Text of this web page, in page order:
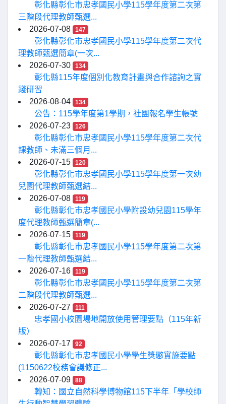
彰化縣彰化市忠孝國民小學115學年度第二次第
三階段代理教師甄選...
2026-07-08
147
彰化縣彰化市忠孝國民小學115學年度第二次代
理教師甄選簡章(一次...
2026-07-30
134
彰化縣115年度個別化教育計畫與合作諮詢之實
踐研習
2026-08-04
134
公告：115學年度第1學期，社團報名學生帳號
2026-07-23
126
彰化縣彰化市忠孝國民小學115學年度第二次代
課教師、未滿三個月...
2026-07-15
120
彰化縣彰化市忠孝國民小學115學年度第一次幼
兒園代理教師甄選結...
2026-07-08
119
彰化縣彰化市忠孝國民小學附設幼兒園115學年
度代理教師甄選簡章(...
2026-07-15
119
彰化縣彰化市忠孝國民小學115學年度第二次第
一階代理教師甄選結...
2026-07-16
119
彰化縣彰化市忠孝國民小學115學年度第二次第
二階段代理教師甄選...
2026-07-27
111
忠孝國小校園場地開放使用管理要點（115年新
版）
2026-07-17
92
彰化縣彰化市忠孝國民小學學生獎懲實施要點
(1150622校務會議修正...
2026-07-09
88
轉知：國立自然科學博物館115下半年「學校師